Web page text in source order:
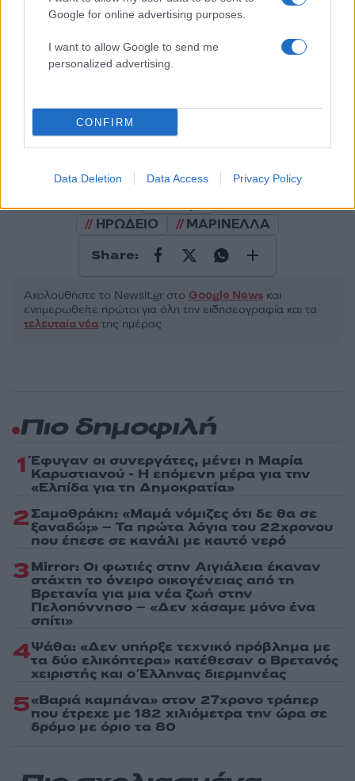
Google for online advertising purposes.
I want to allow Google to send me
personalized advertising.
CONFIRM
Data Deletion Data Access Privacy Policy
50 /50
Υποβολή σχολίου
Πολιτική Απορρήτου& Όροι Χρήσηςτης Google.
Lifestyle
ΗΡΩΔΕΙΟ
ΜΑΡΙΝΕΛΛΑ
Share:
Ακολουθήστε το Νewsit.gr στο Google News και
ενημερωθείτε πρώτοι για όλη την ειδησεογραφία και τα
τελευταία νέα της ημέρας
Πιο δημοφιλή
1 Έφυγαν οι συνεργάτες, μένει η Μαρία
Καρυστιανού - Η επόμενη μέρα για την
«Ελπίδα για τη Δημοκρατία»
2Σαμοθράκη: «Μαμά νόμιζες ότι δε θα σε
ξαναδώ;» – Τα πρώτα λόγια του 22χρονου
που έπεσε σε κανάλι με καυτό νερό
3Mirror: Οι φωτιές στην Αιγιάλεια έκαναν
στάχτη το όνειρο οικογένειας από τη
Βρετανία για μια νέα ζωή στην
Πελοπόννησο – «Δεν χάσαμε μόνο ένα
σπίτι»
4Ψάθα: «Δεν υπήρξε τεχνικό πρόβλημα με
τα δύο ελικόπτερα» κατέθεσαν ο Βρετανός
χειριστής και ο Έλληνας διερμηνέας
5«Βαριά καμπάνα» στον 27χρονο τράπερ
που έτρεχε με 182 χιλιόμετρα την ώρα σε
δρόμο με όριο τα 80